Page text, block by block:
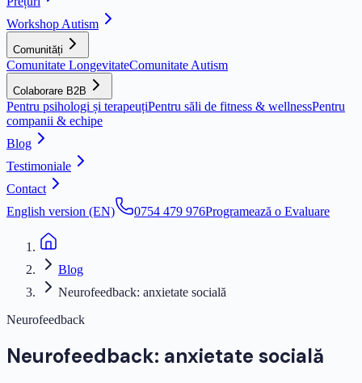
Workshop Autism
Comunități
Comunitate LongevitateComunitate Autism
Colaborare B2B
Pentru psihologi și terapeuțiPentru săli de fitness & wellnessPentru
companii & echipe
Blog
Testimoniale
Contact
English version (EN)
0754 479 976Programează o Evaluare
Blog
Neurofeedback: anxietate socială
Neurofeedback
Neurofeedback: anxietate socială